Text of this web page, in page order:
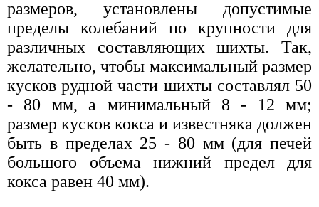
размеров, установлены допустимые
пределы колебаний по крупности для
различных составляющих шихты. Так,
желательно, чтобы максимальный размер
кусков рудной части шихты составлял 50
- 80 мм, а минимальный 8 - 12 мм;
размер кусков кокса и известняка должен
быть в пределах 25 - 80 мм (для печей
большого объема нижний предел для
кокса равен 40 мм).